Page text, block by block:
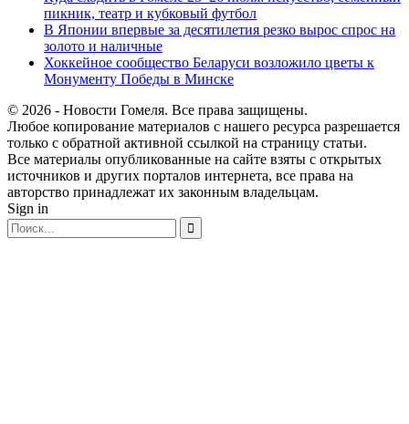
пикник, театр и кубковый футбол
В Японии впервые за десятилетия резко вырос спрос на
золото и наличные
Хоккейное сообщество Беларуси возложило цветы к
Монументу Победы в Минске
© 2026 - Новости Гомеля. Все права защищены.
Любое копирование материалов с нашего ресурса разрешается
только с обратной активной ссылкой на страницу статьи.
Все материалы опубликованные на сайте взяты с открытых
источников и других порталов интернета, все права на
авторство принадлежат их законным владельцам.
Sign in